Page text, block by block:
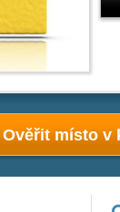
Ověřit místo v